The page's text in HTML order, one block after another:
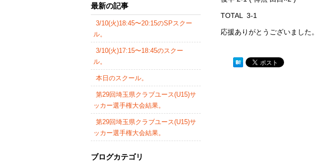
TOTAL 3-1
応援ありがとうございました。
最新の記事
3/10(火)18:45〜20:15のSPスクー
ル。
3/10(火)17:15〜18:45のスクー
ル。
本日のスクール。
第29回埼玉県クラブユース(U15)サ
ッカー選手権大会結果。
第29回埼玉県クラブユース(U15)サ
ッカー選手権大会結果。
ブログカテゴリ